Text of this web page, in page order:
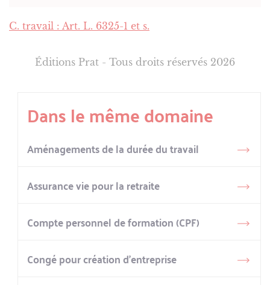
C. travail : Art. L. 6325-1 et s.
Éditions Prat - Tous droits réservés 2026
Dans le même domaine
Aménagements de la durée du travail
Assurance vie pour la retraite
Compte personnel de formation (CPF)
Congé pour création d’entreprise